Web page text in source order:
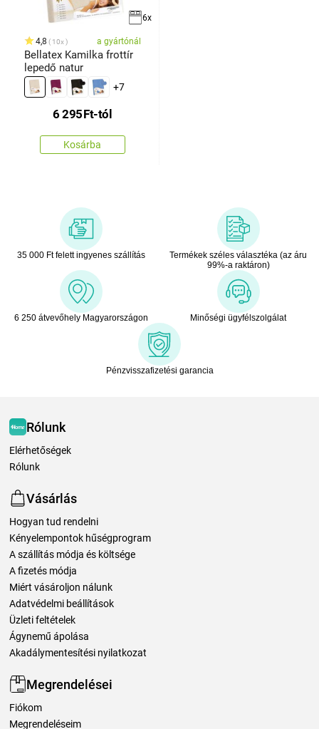
6x
4,8 10x a gyártónál
Bellatex Kamilka frottír
lepedő natur
+7
6 295Ft-tól
Kosárba
35 000 Ft felett ingyenes szállítás
Termékek széles választéka (az áru
99%-a raktáron)
6 250 átvevőhely Magyarországon Minőségi ügyfélszolgálat
Pénzvisszafizetési garancia
Rólunk
Elérhetőségek
Rólunk
Vásárlás
Hogyan tud rendelni
Kényelempontok hűségprogram
A szállítás módja és költsége
A fizetés módja
Miért vásároljon nálunk
Adatvédelmi beállítások
Üzleti feltételek
Ágynemű ápolása
Akadálymentesítési nyilatkozat
Megrendelései
Fiókom
Megrendeléseim